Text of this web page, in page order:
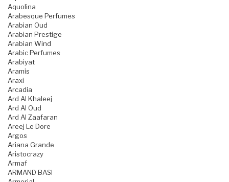
Aquolina
Arabesque Perfumes
Arabian Oud
Arabian Prestige
Arabian Wind
Arabic Perfumes
Arabiyat
Aramis
Araxi
Arcadia
Ard Al Khaleej
Ard Al Oud
Ard Al Zaafaran
Areej Le Dore
Argos
Ariana Grande
Aristocrazy
Armaf
ARMAND BASI